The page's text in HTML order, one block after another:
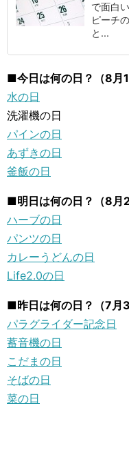
で面白
ピーチ
と...
■今日は何の日？（8月1
水の日
洗濯機の日
パインの日
あずきの日
釜飯の日
■明日は何の日？（8月2
ハーブの日
パンツの日
カレーうどんの日
Life2.0の日
■昨日は何の日？（7月
パラグライダー記念日
蓄音機の日
こだまの日
そばの日
菜の日